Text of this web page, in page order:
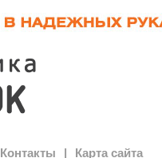
Контакты | Карта сайта